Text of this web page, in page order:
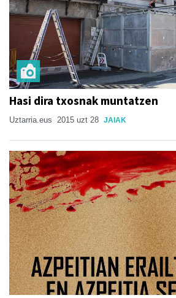
Hasi dira txosnak muntatzen
Uztarria.eus 2015 uzt 28 JAIAK